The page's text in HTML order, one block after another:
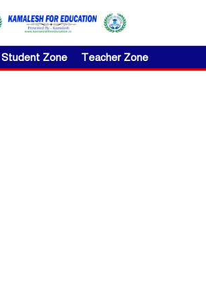
Student Zone Teacher Zone